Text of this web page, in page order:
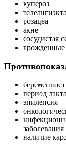
купероз
розацеа
акне
сосудистая
врожденные
период
эпилепсия
наличие